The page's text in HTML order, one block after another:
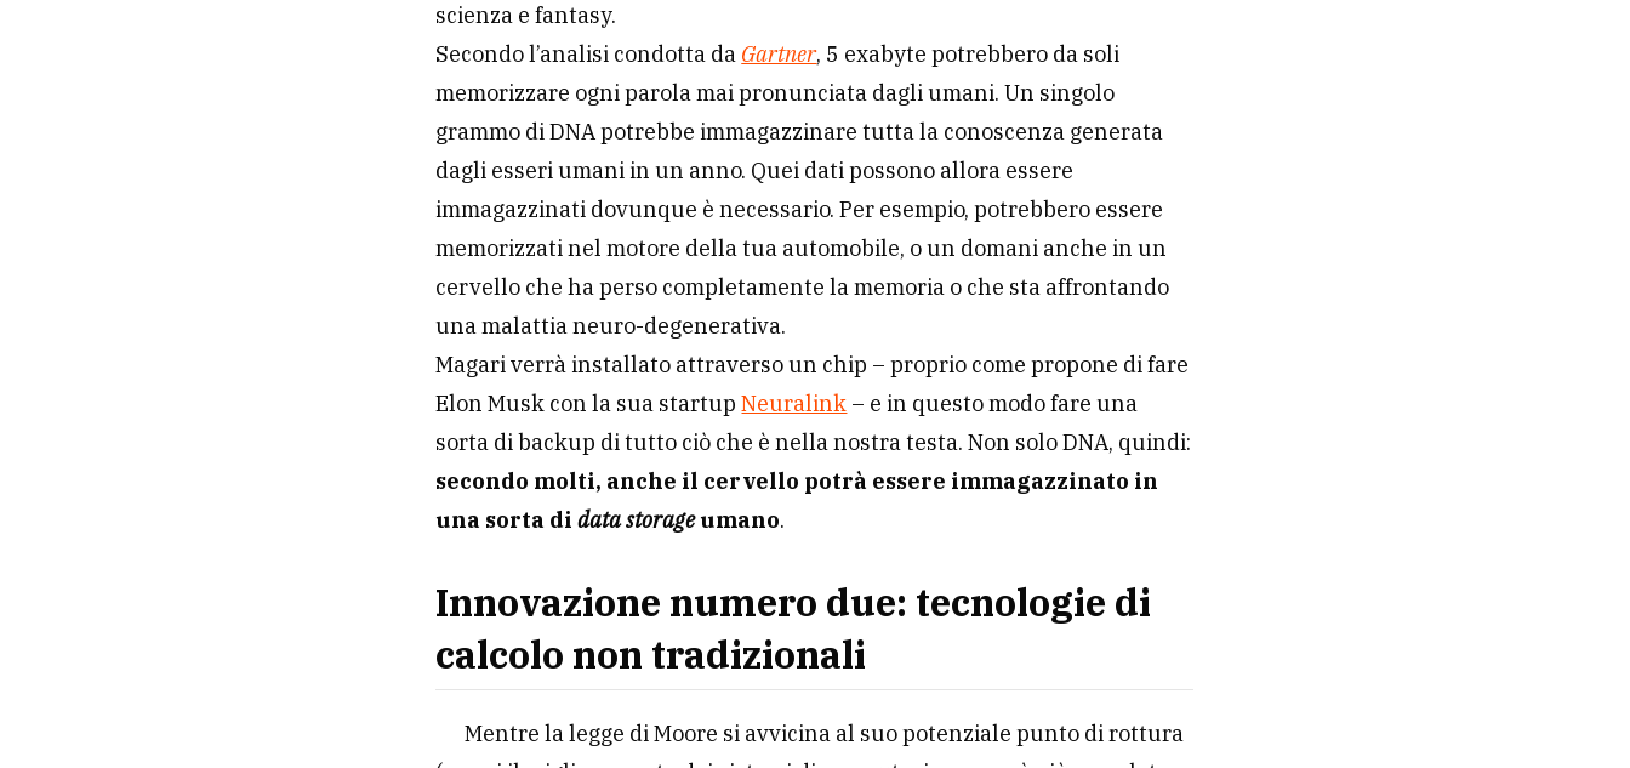
scienza e fantasy.
Secondo l’analisi condotta da Gartner, 5 exabyte potrebbero da soli
memorizzare ogni parola mai pronunciata dagli umani. Un singolo
grammo di DNA potrebbe immagazzinare tutta la conoscenza generata
dagli esseri umani in un anno. Quei dati possono allora essere
immagazzinati dovunque è necessario. Per esempio, potrebbero essere
memorizzati nel motore della tua automobile, o un domani anche in un
cervello che ha perso completamente la memoria o che sta affrontando
una malattia neuro-degenerativa.
Magari verrà installato attraverso un chip – proprio come propone di fare
Elon Musk con la sua startupNeuralink – e in questo modo fare una
sorta di backup di tutto ciò che è nella nostra testa. Non solo DNA, quindi:
secondo molti, anche il cervello potrà essere immagazzinato in
una sorta didata storageumano.
Innovazione numero due: tecnologie di
calcolo non tradizionali
Mentre la legge di Moore si avvicina al suo potenziale punto di rottura